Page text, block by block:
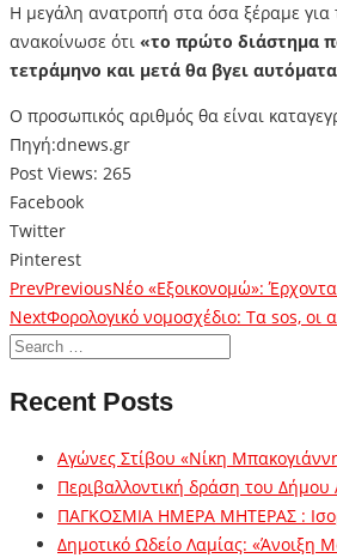
Η μεγάλη ανατροπή στα όσα ξέραμε
ανακοίνωσε ότι «το πρώτο διάστημα
τετράμηνο και μετά θα βγει
Ο προσωπικός αριθμός θα είναι
Πηγή:dnews.gr
Post Views: 265
Facebook
Twitter
Pinterest
PrevPreviousΝέο «Εξοικονομώ»:
NextΦορολογικό νομοσχέδιο: Τα sos, οι
Recent Posts
Αγώνες Στίβου «Νίκη
Περιβαλλοντική δράση του
ΠΑΓΚΟΣΜΙΑ ΗΜΕΡΑ ΜΗΤΕΡΑΣ :
Δημοτικό Ωδείο Λαμίας: «Άνοιξη